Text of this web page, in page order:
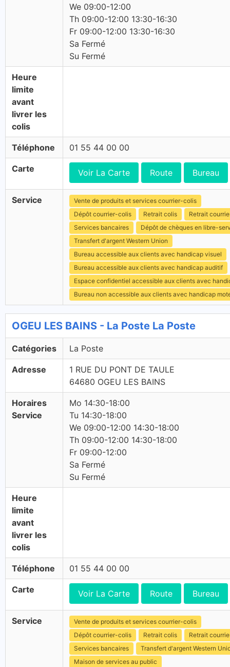
We 09:00-12:00
Th 09:00-12:00 13:30-16:30
Fr 09:00-12:00 13:30-16:30
Sa Fermé
Su Fermé
Heure
limite
avant
livrer les
colis
Téléphone 01 55 44 00 00
Carte Voir La Carte Route Bureau
Service
Vente de produits et services courrier-colis
Dépôt courrier-colis
Retrait colis
Retrait
Services bancaires
Dépôt de chèques en libre-
Transfert d'argent Western Union
Bureau accessible aux clients avec handicap visuel
Bureau accessible aux clients avec handicap auditif
Espace confidentiel accessible aux clients avec
Bureau non accessible aux clients avec handicap
OGEU LES BAINS - La Poste La Poste
Catégories La Poste
Adresse
1 RUE DU PONT DE TAULE
64680 OGEU LES BAINS
Horaires
Service
Mo 14:30-18:00
Tu 14:30-18:00
We 09:00-12:00 14:30-18:00
Th 09:00-12:00 14:30-18:00
Fr 09:00-12:00
Sa Fermé
Su Fermé
Heure
limite
avant
livrer les
colis
Téléphone 01 55 44 00 00
Carte Voir La Carte Route Bureau
Service
Vente de produits et services courrier-colis
Dépôt courrier-colis
Retrait colis
Retrait
Services bancaires
Transfert d'argent Western
Maison de services au public